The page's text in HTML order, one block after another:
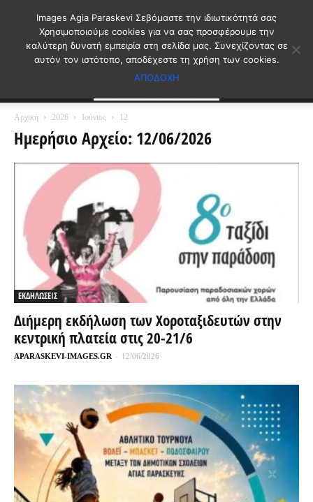
Αρχική 2026 Ιούνιος 12
Ημερήσιο Αρχείο: 12/06/2026
ΕΚΔΗΛΩΣΕΙΣ
Διήμερη εκδήλωση των Χοροταξιδευτών στην
κεντρική πλατεία στις 20-21/6
APARASKEVI-IMAGES.GR - 12/06/2026
Images Agia Paraskevi Σεβόμαστε την ιδιωτικότητά σας
Χρησιμοποιούμε cookies για να σας προσφέρουμε την
καλύτερη δυνατή εμπειρία στη σελίδα μας. Συνεχίζοντας σε
αυτόν τον ιστότοπο, αποδέχεστε τη χρήση των cookies.
ΑΠΟΔΟΧΗ